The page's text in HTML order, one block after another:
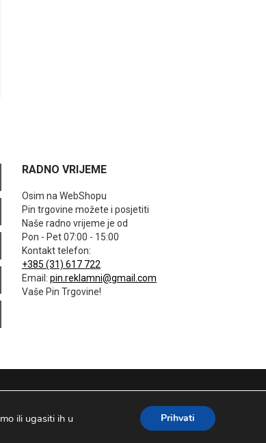
RADNO VRIJEME
Osim na WebShopu
Pin trgovine možete i posjetiti
Naše radno vrijeme je od
Pon - Pet 07:00 - 15:00
Kontakt telefon:
+385 (31) 617 722
Email: pin.reklamni@gmail.com
Vaše Pin Trgovine!
ili ugasiti ih u
Prihvati